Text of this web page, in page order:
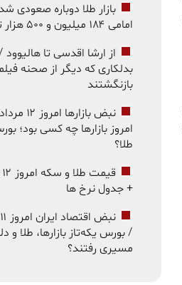
بازار طلا دوباره صعودی
امامی ۱۸۴ میلیون و ۵۰۰ هزار تومان شد
بدلکاری که دیگر از صحنه
بازنگشتند
نبض بازارها
امروز بازارها چه کسی بود؛
طلا؟
+ جدول نرخ ها
/ بورس یکه‌تاز بازارها، طلا و
مسیری رفتند؟